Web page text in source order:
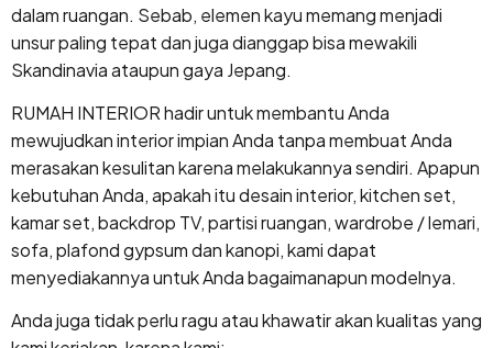
dalam ruangan. Sebab, elemen kayu memang menjadi
unsur paling tepat dan juga dianggap bisa mewakili
Skandinavia ataupun gaya Jepang.
RUMAH INTERIOR hadir untuk membantu Anda
mewujudkan interior impian Anda tanpa membuat Anda
merasakan kesulitan karena melakukannya sendiri. Apapun
kebutuhan Anda, apakah itu desain interior, kitchen set,
kamar set, backdrop TV, partisi ruangan, wardrobe / lemari,
sofa, plafond gypsum dan kanopi, kami dapat
menyediakannya untuk Anda bagaimanapun modelnya.
Anda juga tidak perlu ragu atau khawatir akan kualitas yang